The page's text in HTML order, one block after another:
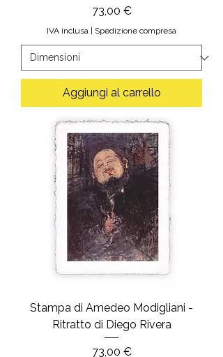
Prezzo
73,00 €
IVA inclusa Spedizione compresa
Aggiungi al carrello
Stampa di Amedeo Modigliani -
Ritratto di Diego Rivera
Prezzo
73,00 €